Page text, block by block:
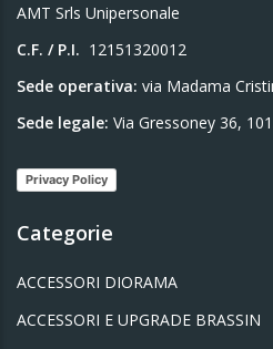
AMT Srls Unipersonale
C.F. / P.I. 12151320012
Sede operativa: via Madama
Sede legale: Via Gressoney 36,
Privacy Policy
Categorie
ACCESSORI DIORAMA
ACCESSORI E UPGRADE BRASSIN